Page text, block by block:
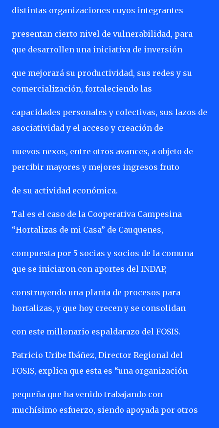
distintas organizaciones cuyos integrantes
presentan cierto nivel de vulnerabilidad, para
que desarrollen una iniciativa de inversión
que mejorará su productividad, sus redes y su
comercialización, fortaleciendo las
capacidades personales y colectivas, sus lazos de
asociatividad y el acceso y creación de
nuevos nexos, entre otros avances, a objeto de
percibir mayores y mejores ingresos fruto
de su actividad económica.
Tal es el caso de la Cooperativa Campesina
“Hortalizas de mi Casa” de Cauquenes,
compuesta por 5 socias y socios de la comuna
que se iniciaron con aportes del INDAP,
construyendo una planta de procesos para
hortalizas, y que hoy crecen y se consolidan
con este millonario espaldarazo del FOSIS.
Patricio Uribe Ibáñez, Director Regional del
FOSIS, explica que esta es “una organización
pequeña que ha venido trabajando con
muchísimo esfuerzo, siendo apoyada por otros